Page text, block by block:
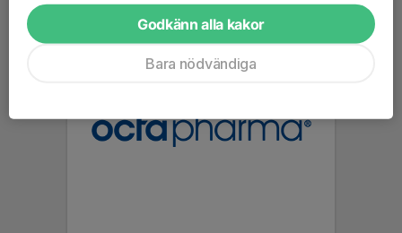
Godkänn alla kakor
Bara nödvändiga